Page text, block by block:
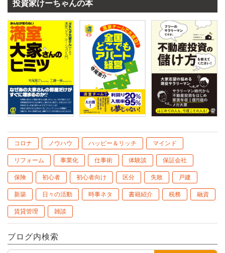
投資家けーちゃんの本
コロナ ノウハウ ハッピー＆リッチ マインド
リフォーム 事業化 仕事術 体験談 保証会社
保険 初心者 初心者向け 区分 失敗 戸建
新築 日々の活動 時事ネタ 書籍紹介 税務 融資
賃貸管理 雑談
ブログ内検索